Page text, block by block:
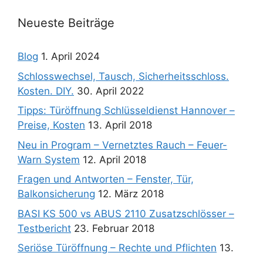
Neueste Beiträge
Blog 1. April 2024
Schlosswechsel, Tausch, Sicherheitsschloss.
Kosten. DIY. 30. April 2022
Tipps: Türöffnung Schlüsseldienst Hannover –
Preise, Kosten 13. April 2018
Neu in Program – Vernetztes Rauch – Feuer-
Warn System 12. April 2018
Fragen und Antworten – Fenster, Tür,
Balkonsicherung 12. März 2018
BASI KS 500 vs ABUS 2110 Zusatzschlösser –
Testbericht 23. Februar 2018
Seriöse Türöffnung – Rechte und Pflichten 13.